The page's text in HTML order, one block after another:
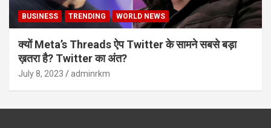
BUSINESS TRENDING WORLD NEWS
क्यों Meta’s Threads ऐप Twitter के सामने सबसे बड़ा
ख़तरा है? Twitter का अंत?
July 8, 2023 adminrkm